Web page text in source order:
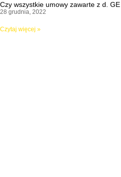
Czy wszystkie umowy zawarte z d.
28 grudnia, 2022
Czytaj więcej »